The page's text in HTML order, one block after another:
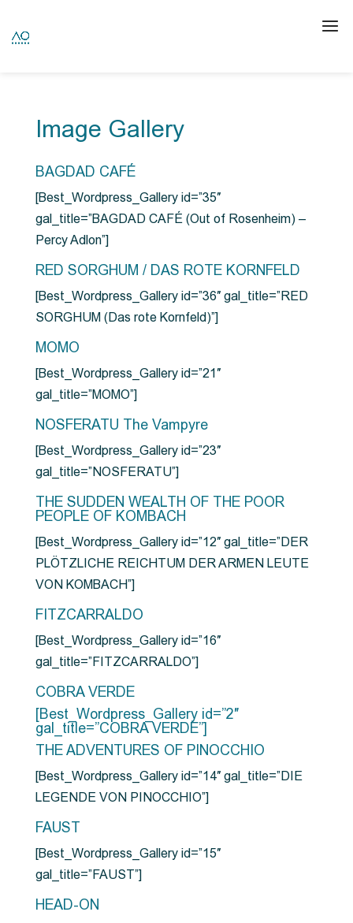
Image Gallery
BAGDAD CAFÉ
[Best_Wordpress_Gallery id=”35″
gal_title=”BAGDAD CAFÉ (Out of Rosenheim) –
Percy Adlon”]
RED SORGHUM / DAS ROTE KORNFELD
[Best_Wordpress_Gallery id=”36″ gal_title=”RED
SORGHUM (Das rote Kornfeld)”]
MOMO
[Best_Wordpress_Gallery id=”21″
gal_title=”MOMO”]
NOSFERATU The Vampyre
[Best_Wordpress_Gallery id=”23″
gal_title=”NOSFERATU”]
THE SUDDEN WEALTH OF THE POOR
PEOPLE OF KOMBACH
[Best_Wordpress_Gallery id=”12″ gal_title=”DER
PLÖTZLICHE REICHTUM DER ARMEN LEUTE
VON KOMBACH”]
FITZCARRALDO
[Best_Wordpress_Gallery id=”16″
gal_title=”FITZCARRALDO”]
COBRA VERDE
[Best_Wordpress_Gallery id=”2″
gal_title=”COBRA VERDE”]
THE ADVENTURES OF PINOCCHIO
[Best_Wordpress_Gallery id=”14″ gal_title=”DIE
LEGENDE VON PINOCCHIO”]
FAUST
[Best_Wordpress_Gallery id=”15″
gal_title=”FAUST”]
HEAD-ON